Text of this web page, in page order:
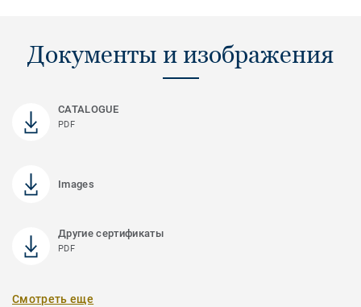
Документы и изображения
CATALOGUE
PDF
Images
Другие сертификаты
PDF
Смотреть еще